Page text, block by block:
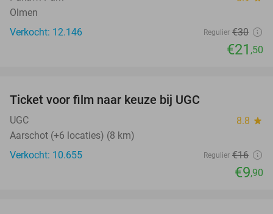
Olmen
Verkocht: 12.146
Regulier €30
€21 ,50
Ticket voor film naar keuze bij UGC
UGC 8.8 star
Aarschot (+6 locaties) (8 km)
Verkocht: 10.655
Regulier €16
€9,90